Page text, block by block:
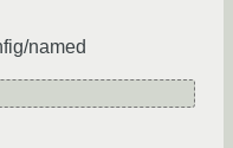
named